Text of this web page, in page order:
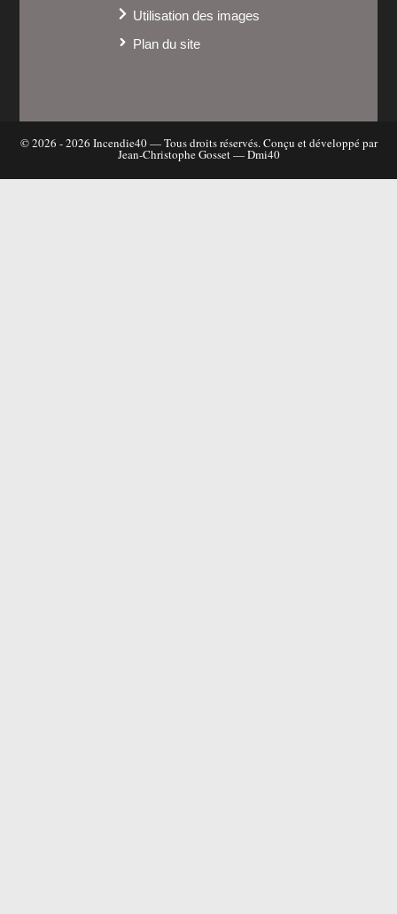
Utilisation des images
Plan du site
© 2026 - 2026 Incendie40— Tous droits réservés. Conçu et développé par
Jean-Christophe Gosset —Dmi40